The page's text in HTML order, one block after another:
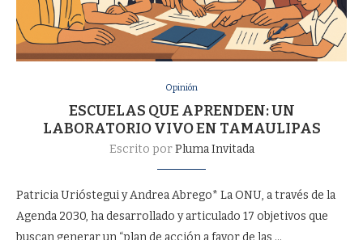
Opinión
ESCUELAS QUE APRENDEN: UN
LABORATORIO VIVO EN TAMAULIPAS
Escrito porPluma Invitada
Patricia Urióstegui y Andrea Abrego* La ONU, a través de la
Agenda 2030, ha desarrollado y articulado 17 objetivos que
buscan generar un “plan de acción a favor de las …